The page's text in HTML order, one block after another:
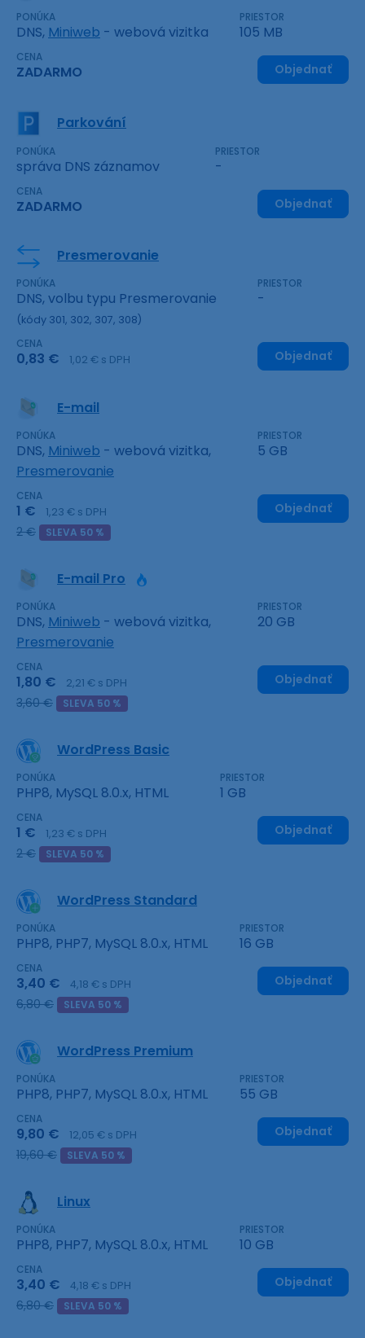
PONÚKA
DNS, Miniweb - webová vizitka
PRIESTOR
105 MB
CENA
ZADARMO Objednať
Parkování
PONÚKA
správa DNS záznamov
PRIESTOR
-
CENA
ZADARMO Objednať
Presmerovanie
PONÚKA
DNS, volbu typu Presmerovanie
(kódy 301, 302, 307, 308)
PRIESTOR
-
CENA
0,83 € 1,02 € s DPH Objednať
E-mail
PONÚKA
DNS, Miniweb - webová vizitka,
Presmerovanie
PRIESTOR
5 GB
CENA
1 € 1,23 € s DPH
2 € SLEVA 50 %
Objednať
E-mail Pro
PONÚKA
DNS, Miniweb - webová vizitka,
Presmerovanie
PRIESTOR
20 GB
CENA
1,80 € 2,21 € s DPH
3,60 € SLEVA 50 %
Objednať
WordPress Basic
PONÚKA
PHP8, MySQL 8.0.x, HTML
PRIESTOR
1 GB
CENA
1 € 1,23 € s DPH
2 € SLEVA 50 %
Objednať
WordPress Standard
PONÚKA
PHP8, PHP7, MySQL 8.0.x, HTML
PRIESTOR
16 GB
CENA
3,40 € 4,18 € s DPH
6,80 € SLEVA 50 %
Objednať
WordPress Premium
PONÚKA
PHP8, PHP7, MySQL 8.0.x, HTML
PRIESTOR
55 GB
CENA
9,80 € 12,05 € s DPH
19,60 € SLEVA 50 %
Objednať
Linux
PONÚKA
PHP8, PHP7, MySQL 8.0.x, HTML
PRIESTOR
10 GB
CENA
3,40 € 4,18 € s DPH
6,80 € SLEVA 50 %
Objednať